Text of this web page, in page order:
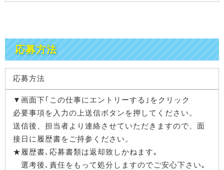
応募方法
応募方法
▼画面下｢この仕事にエントリーする｣をクリック
必要事項を入力の上送信ボタンを押してください。
送信後、担当者より連絡させていただきますので、面
接日に履歴書をご持参ください。
★履歴書､応募書類は返却致しかねます｡
選考後､責任をもって処分しますのでご安心下さい｡